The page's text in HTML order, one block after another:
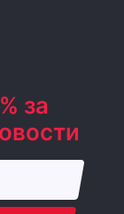
за